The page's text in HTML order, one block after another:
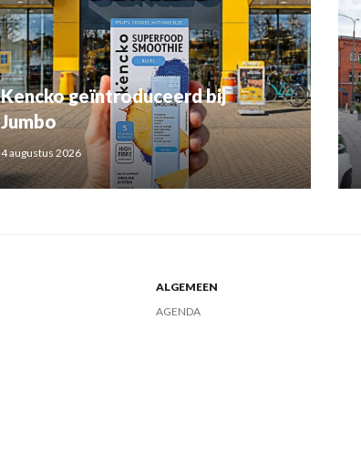
Kencko geïntroduceerd bij
Jumbo
4 augustus 2026
ALGEMEEN
AGENDA